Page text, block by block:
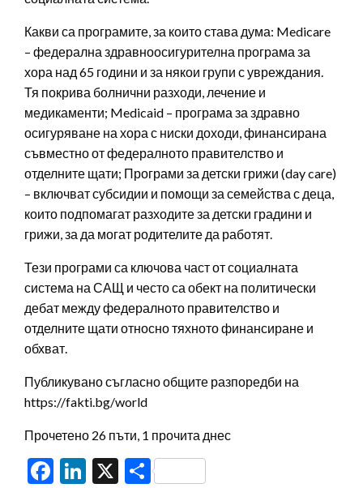
Какви са програмите, за които става дума: Medicare
– федерална здравноосигурителна програма за
хора над 65 години и за някои групи с увреждания.
Тя покрива болнични разходи, лечение и
медикаменти; Medicaid – програма за здравно
осигуряване на хора с ниски доходи, финансирана
съвместно от федералното правителство и
отделните щати; Програми за детски грижи (day care)
– включват субсидии и помощи за семейства с деца,
които подпомагат разходите за детски градини и
грижи, за да могат родителите да работят.
Тези програми са ключова част от социалната
система на САЩ и често са обект на политически
дебат между федералното правителство и
отделните щати относно тяхното финансиране и
обхват.
Публикувано съгласно общите разпоредби на
https://fakti.bg/world
Прочетено 26 пъти, 1 прочита днес
Facebook
LinkedIn
X Share